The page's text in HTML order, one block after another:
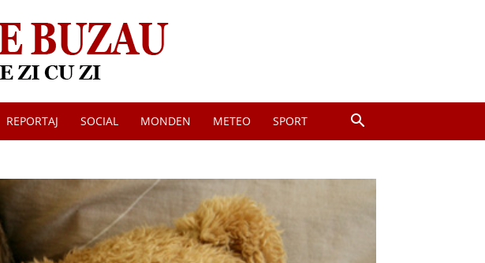
REPORTAJ SOCIAL MONDEN METEO SPORT